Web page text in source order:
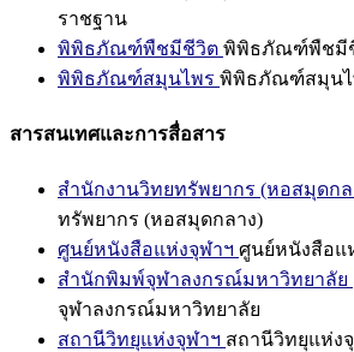
ราชฐาน
พิพิธภัณฑ์พืชมีชีวิต พิพิธภัณฑ์พืชมี
พิพิธภัณฑ์สมุนไพร พิพิธภัณฑ์สมุนไ
สารสนเทศและการสื่อสาร
สำนักงานวิทยทรัพยากร (หอสมุดกล
ทรัพยากร (หอสมุดกลาง)
ศูนย์หนังสือแห่งจุฬาฯ ศูนย์หนังสือแ
สำนักพิมพ์จุฬาลงกรณ์มหาวิทยาลัย
จุฬาลงกรณ์มหาวิทยาลัย
สถานีวิทยุแห่งจุฬาฯ สถานีวิทยุแห่ง